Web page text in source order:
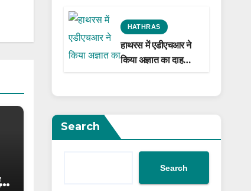
Preview of the
Film Celebrating
His Legacy
HATHRAS
हाथरस में एडीएचआर ने
किया अज्ञात का दाह
Search
Search